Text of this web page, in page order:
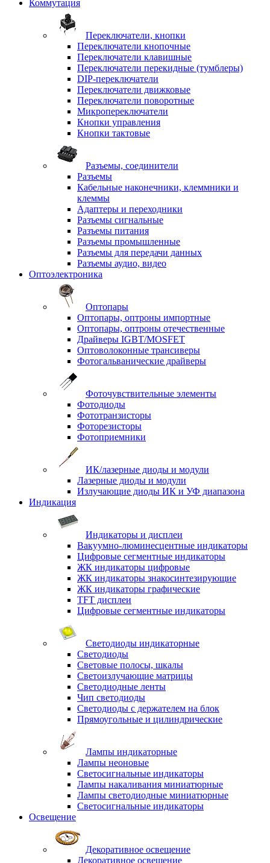
Коммутация
Переключатели, кнопки
Переключатели кнопочные
Переключатели клавишные
Переключатели перекидные (тумблеры)
DIP-переключатели
Переключатели движковые
Переключатели поворотные
Микропереключатели
Кнопки управления
Кнопки тактовые
Разъемы, соединители
Разъемы
Кабельные наконечники, клеммники и
клеммы
Адаптеры и переходники
Разъемы сигнальные
Разъемы питания
Разъемы промышленные
Разъемы для передачи данных
Разъемы аудио, видео
Оптоэлектроника
Оптопары
Оптопары, оптроны импортные
Оптопары, оптроны отечественные
Драйверы IGBT/MOSFET
Оптоволоконные трансиверы
Фотогальванические драйверы
Фоточувствительные элементы
Фотодиоды
Фототранзисторы
Фоторезисторы
Фотоприемники
ИК/лазерные диоды и модули
Лазерные диоды и модули
Излучающие диоды ИК и УФ диапазона
Индикация
Индикаторы и дисплеи
Вакуумно-люминесцентные индикаторы
Цифровые сегментные индикаторы
ЖК индикаторы цифровые
ЖК индикаторы знакосинтезирующие
ЖК индикаторы графические
TFT дисплеи
Цифровые сегментные индикаторы
Светодиоды индикаторные
Светодиоды
Световые полосы, шкалы
Светоизлучающие матрицы
Светодиодные ленты
Чип светодиоды
Светодиоды с держателем на блок
Прямоугольные и цилиндрические
Лампы индикаторные
Лампы неоновые
Светосигнальные индикаторы
Лампы накаливания миниатюрные
Лампы светодиодные миниатюрные
Светосигнальные индикаторы
Освещение
Декоративное освещение
Декоративное освещение